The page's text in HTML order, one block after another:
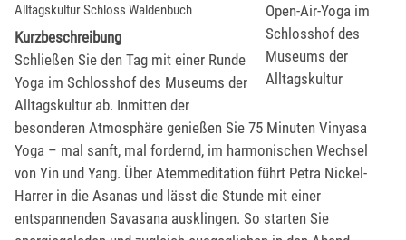
Open-Air-Yoga im
Schlosshof des
Museums der
Alltagskultur
Alltagskultur Schloss Waldenbuch
Kurzbeschreibung
Schließen Sie den Tag mit einer Runde
Yoga im Schlosshof des Museums der
Alltagskultur ab. Inmitten der
besonderen Atmosphäre genießen Sie 75 Minuten Vinyasa
Yoga – mal sanft, mal fordernd, im harmonischen Wechsel
von Yin und Yang. Über Atemmeditation führt Petra Nickel-
Harrer in die Asanas und lässt die Stunde mit einer
entspannenden Savasana ausklingen. So starten Sie